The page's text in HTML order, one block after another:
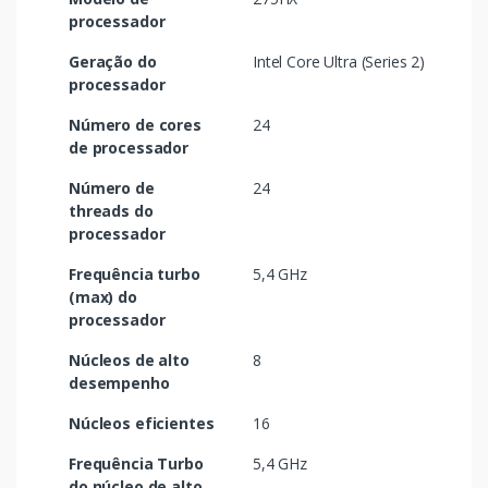
processador
Geração do
processador
Intel Core Ultra (Series 2)
Número de cores
de processador
24
Número de
threads do
processador
24
Frequência turbo
(max) do
processador
5,4 GHz
Núcleos de alto
desempenho
8
Núcleos eficientes
16
Frequência Turbo
5,4 GHz